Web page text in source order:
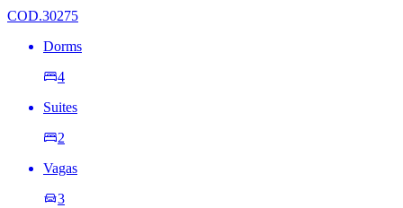
COD.30275
Dorms
4
Suites
2
Vagas
3